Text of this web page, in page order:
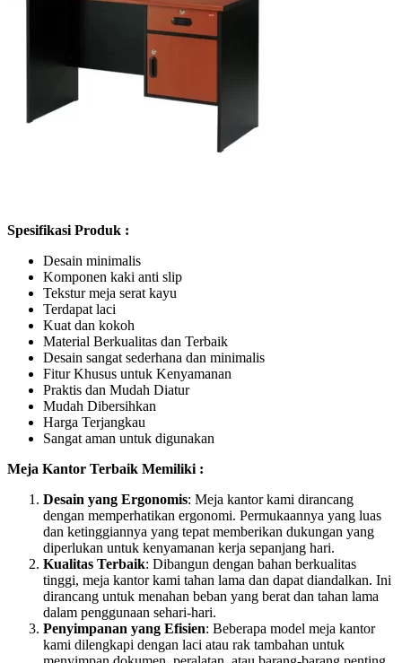
Spesifikasi Produk :
Desain minimalis
Komponen kaki anti slip
Tekstur meja serat kayu
Terdapat laci
Kuat dan kokoh
Material Berkualitas dan Terbaik
Desain sangat sederhana dan minimalis
Fitur Khusus untuk Kenyamanan
Praktis dan Mudah Diatur
Mudah Dibersihkan
Harga Terjangkau
Sangat aman untuk digunakan
Meja Kantor Terbaik Memiliki :
Desain yang Ergonomis: Meja kantor kami dirancang
dengan memperhatikan ergonomi. Permukaannya yang luas
dan ketinggiannya yang tepat memberikan dukungan yang
diperlukan untuk kenyamanan kerja sepanjang hari.
Kualitas Terbaik: Dibangun dengan bahan berkualitas
tinggi, meja kantor kami tahan lama dan dapat diandalkan. Ini
dirancang untuk menahan beban yang berat dan tahan lama
dalam penggunaan sehari-hari.
Penyimpanan yang Efisien: Beberapa model meja kantor
kami dilengkapi dengan laci atau rak tambahan untuk